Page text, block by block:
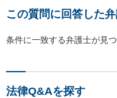
この質問に回答した
条件に一致する弁護士が見
法律Q&Aを探す